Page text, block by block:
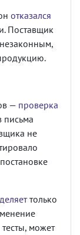
отказался
Поставщик
— проверка
письма
не
только
может